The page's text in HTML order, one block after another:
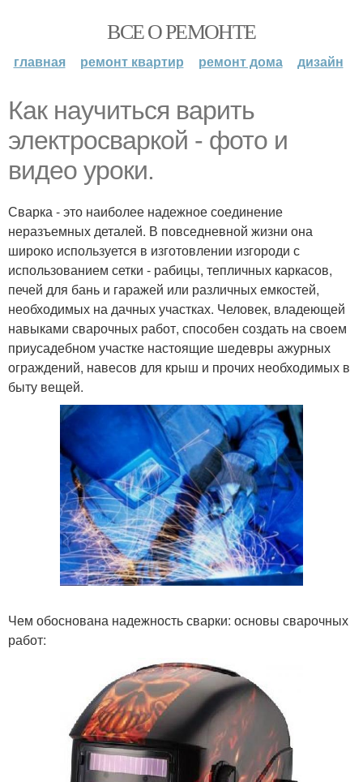
ВСЕ О РЕМОНТЕ
главная ремонт квартир ремонт дома дизайн
Как научиться варить
электросваркой - фото и
видео уроки.
Сварка - это наиболее надежное соединение
неразъемных деталей. В повседневной жизни она
широко используется в изготовлении изгороди с
использованием сетки - рабицы, тепличных каркасов,
печей для бань и гаражей или различных емкостей,
необходимых на дачных участках. Человек, владеющей
навыками сварочных работ, способен создать на своем
приусадебном участке настоящие шедевры ажурных
ограждений, навесов для крыш и прочих необходимых в
быту вещей.
Чем обоснована надежность сварки: основы сварочных
работ: